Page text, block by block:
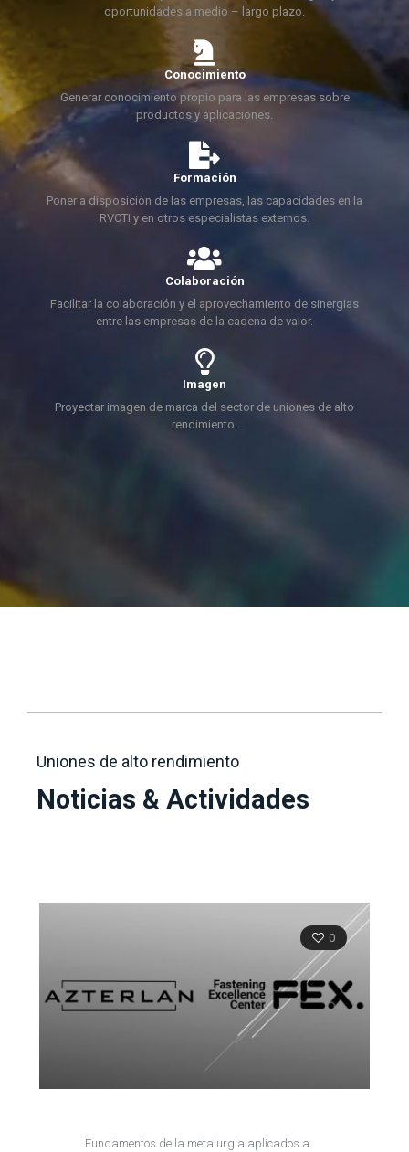
oportunidades a medio – largo plazo.
Conocimiento
Generar conocimiento propio para las empresas sobre
productos y aplicaciones.
Formación
Poner a disposición de las empresas, las capacidades en la
RVCTI y en otros especialistas externos.
Colaboración
Facilitar la colaboración y el aprovechamiento de sinergias
entre las empresas de la cadena de valor.
Imagen
Proyectar imagen de marca del sector de uniones de alto
rendimiento.
Uniones de alto rendimiento
Noticias & Actividades
0
Fundamentos de la metalurgia aplicados a